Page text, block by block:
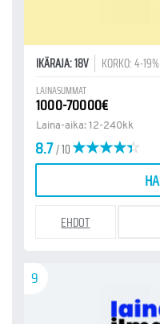
IKÄRAJA: 18V KORKO: 4-19%
LAINASUMMAT
1000-70000€
Laina-aika: 12-240kk
8.7/ 10
EHDOT
9